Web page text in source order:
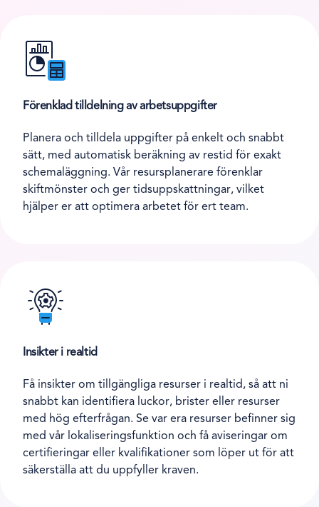
Förenklad tilldelning av arbetsuppgifter
Planera och tilldela uppgifter på enkelt och snabbt
sätt, med automatisk beräkning av restid för exakt
schemaläggning. Vår resursplanerare förenklar
skiftmönster och ger tidsuppskattningar, vilket
hjälper er att optimera arbetet för ert team.
Insikter i realtid
Få insikter om tillgängliga resurser i realtid, så att ni
snabbt kan identifiera luckor, brister eller resurser
med hög efterfrågan. Se var era resurser befinner sig
med vår lokaliseringsfunktion och få aviseringar om
certifieringar eller kvalifikationer som löper ut för att
säkerställa att du uppfyller kraven.